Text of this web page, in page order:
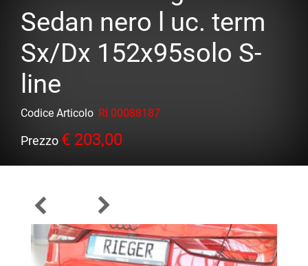
Sedan nero l uc. term
Sx/Dx 152x95solo S-
line
Codice Articolo RI 00088187
Prezzo € 203,00